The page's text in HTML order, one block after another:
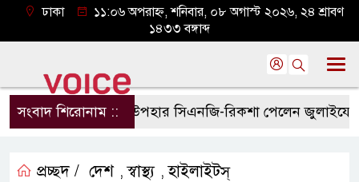
ঢাকা
১১:০৬ অপরাহ্ন, শনিবার, ০৮ অগাস্ট ২০২৬, ২৪ শ্রাবণ
১৪৩৩ বঙ্গাব্দ
সংবাদ শিরোনাম ::
প্রধানমন্ত্রীর উপহার সিএনজি-রিকশা পেলেন জুলাইযোদ্ধারা
প্রচ্ছদ / দেশ ,স্বাস্থ্য ,হাইলাইটস্